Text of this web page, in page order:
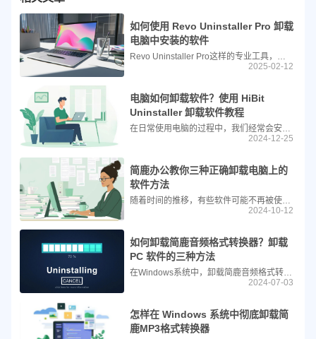
如何使用 Revo Uninstaller Pro 卸载
电脑中安装的软件
Revo Uninstaller Pro这样的专业工具，它们不仅能够帮助用户轻松地卸载应用程序，还能进一步清理卸载过程中遗留下来的垃圾文件，从而让系统保持清爽高效的状态。本文将指导您如何利用Revo Uninstaller Pro这一强大工具，以一种更为彻底的方式来卸载那些不再需要的软件。
2025-02-12
电脑如何卸载软件？使用 HiBit
Uninstaller 卸载软件教程
在日常使用电脑的过程中，我们经常会安装各种各样的应用程序来满足工作、学习和娱乐的需求。然而，随着时间的推移，一些不再需要或不再使用的软件可能会占用宝贵的系统资源，影响计算机的性能。为了保持系统的整洁与高效，定期清理这些不必要软件是很有必要的。
2024-12-25
简鹿办公教你三种正确卸载电脑上的
软件方法
随着时间的推移，有些软件可能不再被使用或者出现了问题，这时候就需要将其卸载。正确的卸载不仅可以释放硬盘空间，还能避免潜在的安全隐患。本文将介绍几种卸载软件的方法，包括使用软件自带的卸载功能、系统的卸载功能以及第三方工具，例如 Geek Uninstaller。
2024-10-12
如何卸载简鹿音频格式转换器？卸载
PC 软件的三种方法
在Windows系统中，卸载简鹿音频格式转换器可以通过多种方式进行。以下是三种不同的卸载方法，包括使用Windows系统自带功能、从软件安装目录卸载以及使用Geek卸载工具。
2024-07-03
怎样在 Windows 系统中彻底卸载简
鹿MP3格式转换器